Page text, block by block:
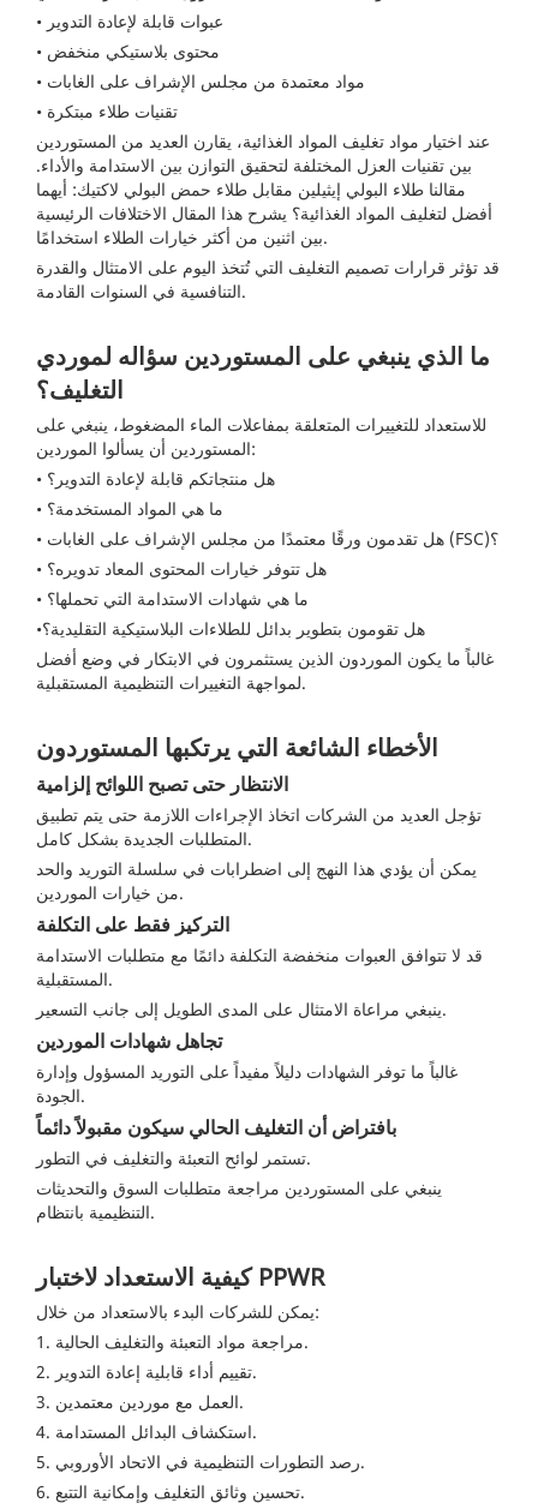
• عبوات قابلة لإعادة التدوير
• محتوى بلاستيكي منخفض
• مواد معتمدة من مجلس الإشراف على الغابات
• تقنيات طلاء مبتكرة
عند اختيار مواد تغليف المواد الغذائية، يقارن العديد من المستوردين
بين تقنيات العزل المختلفة لتحقيق التوازن بين الاستدامة والأداء.
مقالنا طلاء البولي إيثيلين مقابل طلاء حمض البولي لاكتيك: أيهما
أفضل لتغليف المواد الغذائية؟ يشرح هذا المقال الاختلافات الرئيسية
بين اثنين من أكثر خيارات الطلاء استخدامًا.
قد تؤثر قرارات تصميم التغليف التي تُتخذ اليوم على الامتثال والقدرة
التنافسية في السنوات القادمة.
ما الذي ينبغي على المستوردين سؤاله لموردي
التغليف؟
للاستعداد للتغييرات المتعلقة بمفاعلات الماء المضغوط، ينبغي على
المستوردين أن يسألوا الموردين:
• هل منتجاتكم قابلة لإعادة التدوير؟
• ما هي المواد المستخدمة؟
• هل تقدمون ورقًا معتمدًا من مجلس الإشراف على الغابات (FSC)؟
• هل تتوفر خيارات المحتوى المعاد تدويره؟
• ما هي شهادات الاستدامة التي تحملها؟
•هل تقومون بتطوير بدائل للطلاءات البلاستيكية التقليدية؟
غالباً ما يكون الموردون الذين يستثمرون في الابتكار في وضع أفضل
لمواجهة التغييرات التنظيمية المستقبلية.
الأخطاء الشائعة التي يرتكبها المستوردون
الانتظار حتى تصبح اللوائح إلزامية
تؤجل العديد من الشركات اتخاذ الإجراءات اللازمة حتى يتم تطبيق
المتطلبات الجديدة بشكل كامل.
يمكن أن يؤدي هذا النهج إلى اضطرابات في سلسلة التوريد والحد
من خيارات الموردين.
التركيز فقط على التكلفة
قد لا تتوافق العبوات منخفضة التكلفة دائمًا مع متطلبات الاستدامة
المستقبلية.
ينبغي مراعاة الامتثال على المدى الطويل إلى جانب التسعير.
تجاهل شهادات الموردين
غالباً ما توفر الشهادات دليلاً مفيداً على التوريد المسؤول وإدارة
الجودة.
بافتراض أن التغليف الحالي سيكون مقبولاً دائماً
تستمر لوائح التعبئة والتغليف في التطور.
ينبغي على المستوردين مراجعة متطلبات السوق والتحديثات
التنظيمية بانتظام.
كيفية الاستعداد لاختبار PPWR
يمكن للشركات البدء بالاستعداد من خلال:
1. مراجعة مواد التعبئة والتغليف الحالية.
2. تقييم أداء قابلية إعادة التدوير.
3. العمل مع موردين معتمدين.
4. استكشاف البدائل المستدامة.
5. رصد التطورات التنظيمية في الاتحاد الأوروبي.
6. تحسين وثائق التغليف وإمكانية التتبع.